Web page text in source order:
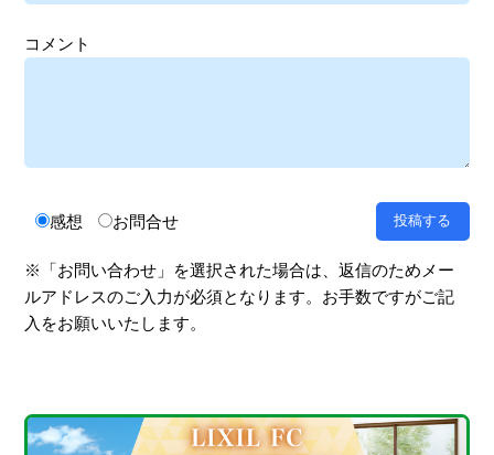
コメント
感想 お問合せ
※「お問い合わせ」を選択された場合は、返信のためメー
ルアドレスのご入力が必須となります。お手数ですがご記
入をお願いいたします。